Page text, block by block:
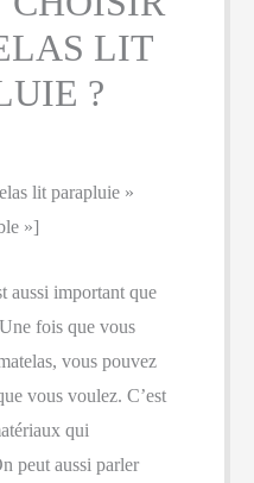
LIT
?
lit parapluie »
»]
aussi important que
fois que vous
vous pouvez
vous voulez. C’est
qui
peut aussi parler